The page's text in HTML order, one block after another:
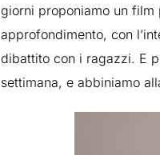
giorni proponiamo un film
approfondimento, con
dibattito con i ragazzi. E
settimana, e abbiniamo